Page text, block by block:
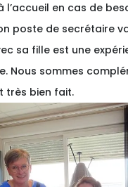
l’accueil en cas de
poste de secrétaire
sa fille est une
Nous sommes
très bien fait.